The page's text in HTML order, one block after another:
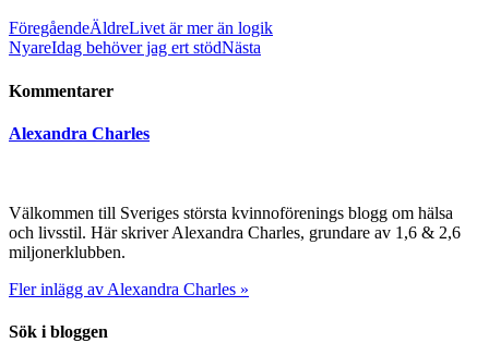
FöregåendeÄldreLivet är mer än logik
NyareIdag behöver jag ert stödNästa
Kommentarer
Alexandra Charles
Välkommen till Sveriges största kvinnoförenings blogg om hälsa
och livsstil. Här skriver Alexandra Charles, grundare av 1,6 & 2,6
miljonerklubben.
Fler inlägg av Alexandra Charles »
Sök i bloggen